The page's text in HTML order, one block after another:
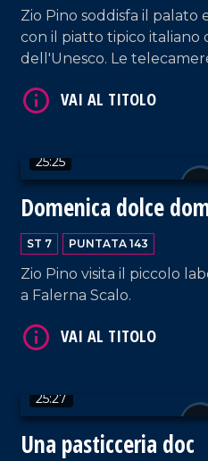
Zio Pino soddisfa il palato
con il piatto tipico
dell'Unesco. Le
25:25
Domenica dolce
ST 7 PUNTATA 143
Zio Pino visita il piccolo
a Falerna Scalo.
25:27
Una pasticceria doc